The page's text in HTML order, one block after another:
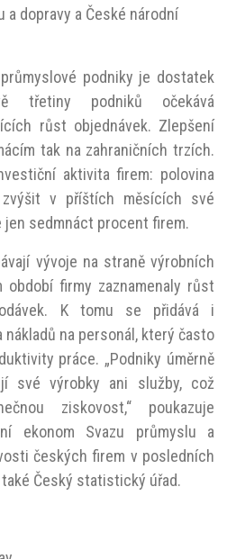
a dopravy a České národní
podniky je dostatek
třetiny podniků očekává
růst objednávek. Zlepšení
tak na zahraničních trzích.
aktivita firem: polovina
v příštích měsících své
jen sedmnáct procent firem.
vývoje na straně výrobních
firmy zaznamenaly růst
K tomu se přidává i
na personál, který často
práce. „Podniky úměrně
své výrobky ani služby, což
ziskovost,“ poukazuje
ekonom Svazu průmyslu a
českých firem v posledních
Český statistický úřad.